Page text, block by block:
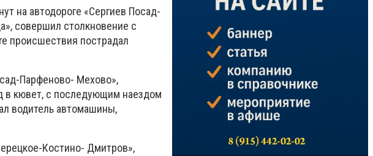
на автодороге «Сергиев Посад-
совершил столкновение с
происшествия пострадал
Парфеново- Мехово»,
в кювет, с последующим наездом
водитель автомашины,
Костино- Дмитров»,